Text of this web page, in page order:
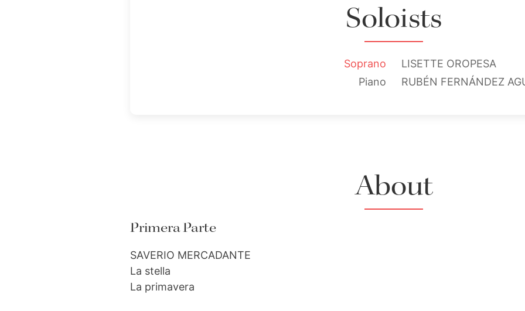
Soloists
Soprano
LISETTE OROPESA
Piano
RUBÉN FERNÁNDEZ
About
Primera Parte
SAVERIO MERCADANTE
La stella
La primavera